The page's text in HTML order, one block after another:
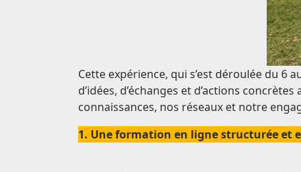
Cette expérience, qui s’est déroulée du 6
d’idées, d’échanges et d’actions
connaissances, nos réseaux et notre
1. Une formation en ligne structurée et